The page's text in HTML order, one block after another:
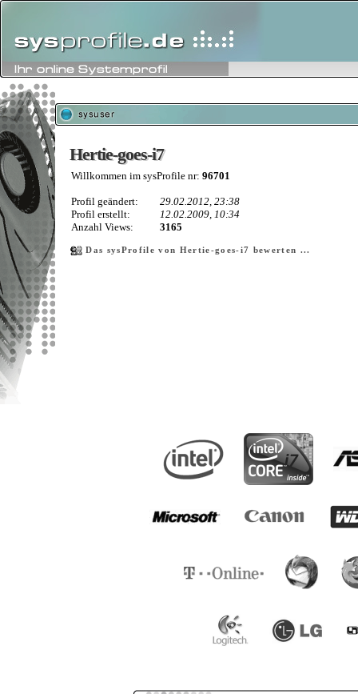
Hertie-goes-i7
Hertie-goes-i7
Willkommen im sysProfile nr: 96701
Profil geändert:
29.02.2012, 23:38
Profil erstellt:
12.02.2009, 10:34
Anzahl Views:
3165
Das sysProfile von Hertie-goes-i7 bewerten ...